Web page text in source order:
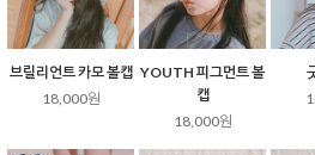
브릴리언트 카모 볼캡
18,000원
YOUTH 피그먼트 볼
캡
18,000원